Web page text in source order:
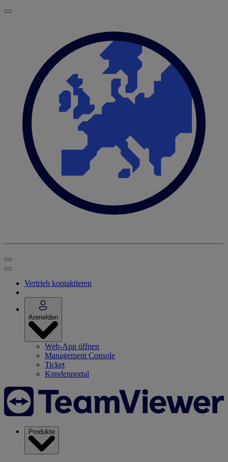
Vertrieb kontaktieren
Anmelden
Web-App öffnen
Management Console
Ticket
Kundenportal
Produkte